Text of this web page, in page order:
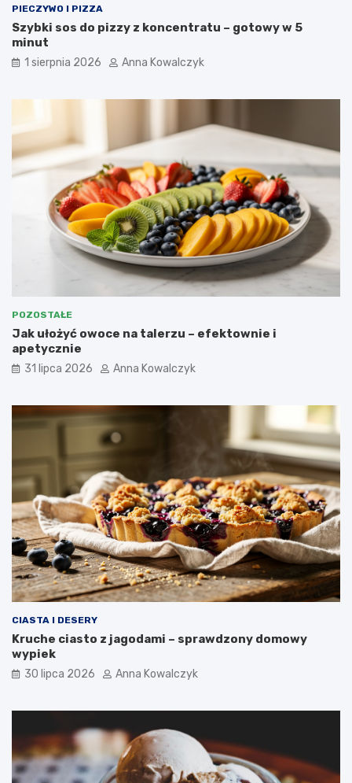
PIECZYWO I PIZZA
Szybki sos do pizzy z koncentratu – gotowy w 5
minut
1 sierpnia 2026 Anna Kowalczyk
POZOSTAŁE
Jak ułożyć owoce na talerzu – efektownie i
apetycznie
31 lipca 2026 Anna Kowalczyk
CIASTA I DESERY
Kruche ciasto z jagodami – sprawdzony domowy
wypiek
30 lipca 2026 Anna Kowalczyk